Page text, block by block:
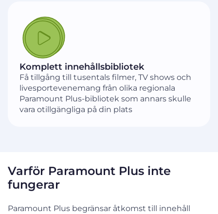
Komplett innehållsbibliotek
Få tillgång till tusentals filmer, TV shows och
livesportevenemang från olika regionala
Paramount Plus-bibliotek som annars skulle
vara otillgängliga på din plats
Varför Paramount Plus inte
fungerar
Paramount Plus begränsar åtkomst till innehåll